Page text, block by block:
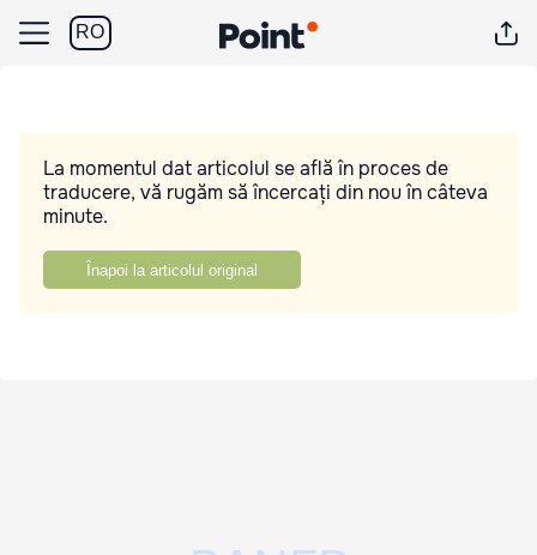
RO
La momentul dat articolul se află în proces de
traducere, vă rugăm să încercați din nou în câteva
minute.
Înapoi la articolul original